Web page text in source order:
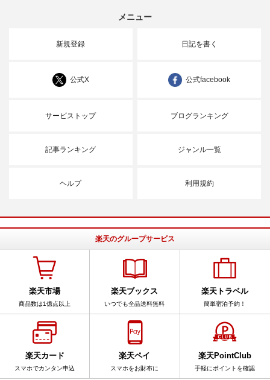
メニュー
新規登録 日記を書く
公式X 公式facebook
サービストップ ブログランキング
記事ランキング ジャンル一覧
ヘルプ 利用規約
楽天のグループサービス
楽天市場
商品数は1億点以上
楽天ブックス
いつでも全品送料無料
楽天トラベル
簡単宿泊予約！
楽天カード
スマホでカンタン申込
楽天ペイ
スマホをお財布に
楽天PointClub
手軽にポイントを確認